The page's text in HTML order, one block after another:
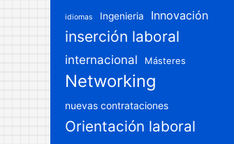
idiomas Ingenieria Innovación
inserción laboral
internacional Másteres
Networking
nuevas contrataciones
Orientación laboral